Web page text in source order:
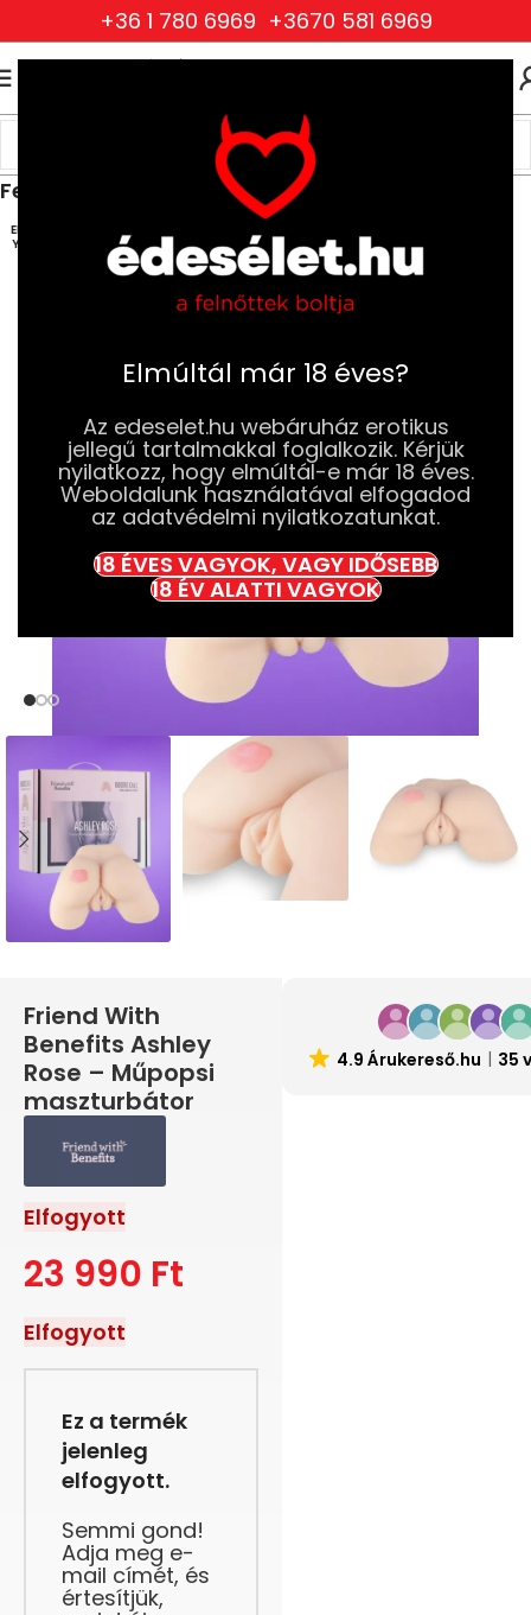
Elmúltál már 18 éves?
Az edeselet.hu webáruház erotikus
jellegű tartalmakkal foglalkozik. Kérjük
nyilatkozz, hogy elmúltál-e már 18 éves.
Weboldalunk használatával elfogadod
az adatvédelmi nyilatkozatunkat.
18 ÉVES VAGYOK, VAGY IDŐSEBB
18 ÉV ALATTI VAGYOK
+36 1 780 6969 +3670 581 6969
Szexjátékok
Férfi Szexjátékok,Maszturbátorok
Fenék Maszturbátor
ELFOG
YOTT
Friend With
Benefits Ashley
Rose – Műpopsi
maszturbátor
Elfogyott
23 990 Ft
Elfogyott
Ez a termék
jelenleg
elfogyott.
Semmi gond!
Adja meg e-
mail címét, és
értesítjük,
4.9 Árukereső.hu 35